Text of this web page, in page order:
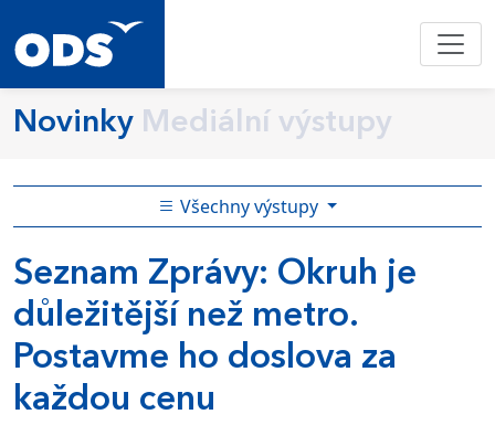
Novinky Mediální výstupy
Všechny výstupy
Seznam Zprávy: Okruh je
důležitější než metro.
Postavme ho doslova za
každou cenu